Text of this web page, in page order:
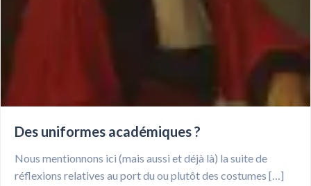
Des uniformes académiques ?
Nous mentionnons ici (mais aussi et déjà là) la suite de
réflexions relatives au port du ou plutôt des costumes […]